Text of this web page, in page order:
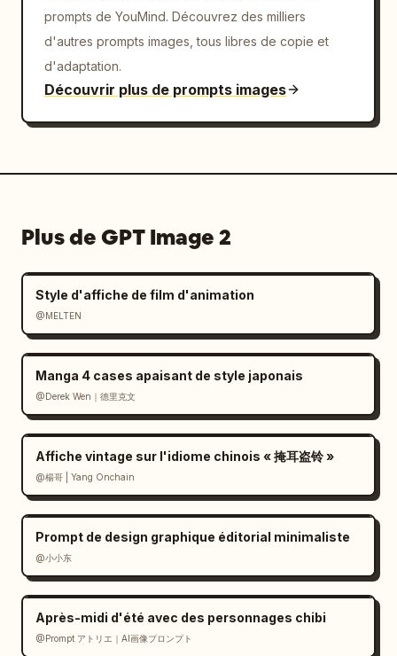
      },
      {
        "id": "8",
        "title": "8. Chaussures (taille de
        "piece_count": 1
    "bottom_sections": [
utilisés",
        "description": "Liste des matériaux
          {"type": "liste des accessoires",
"items": 7}
        ]
      },
      {
        "title": "Conseils de couture et
rendu final",
        "description": "Instructions de
couture et photos du produit fini",
        "elements": [
          {"type": "liste d'instructions",
prompts de YouMind. Découvrez des milliers
d'autres prompts images, tous libres de copie et
d'adaptation.
Découvrir plus de prompts images
Plus de GPT Image 2
Style d'affiche de film d'animation
@MELTEN
Manga 4 cases apaisant de style japonais
@Derek Wen｜德里克文
Affiche vintage sur l'idiome chinois « 掩耳盗铃 »
@楊哥 | Yang Onchain
Prompt de design graphique éditorial minimaliste
@小小东
Après-midi d'été avec des personnages chibi
@Prompt アトリエ｜AI画像プロンプト